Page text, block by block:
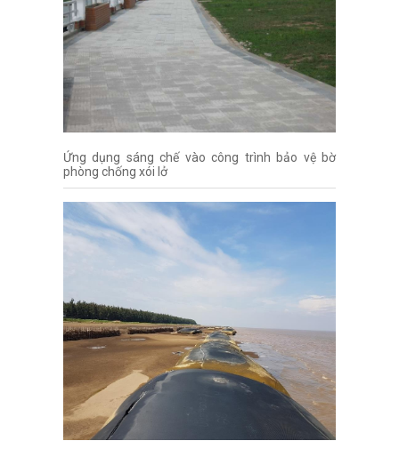
Ứng dụng sáng chế vào công trình bảo vệ bờ
phòng chống xói lở